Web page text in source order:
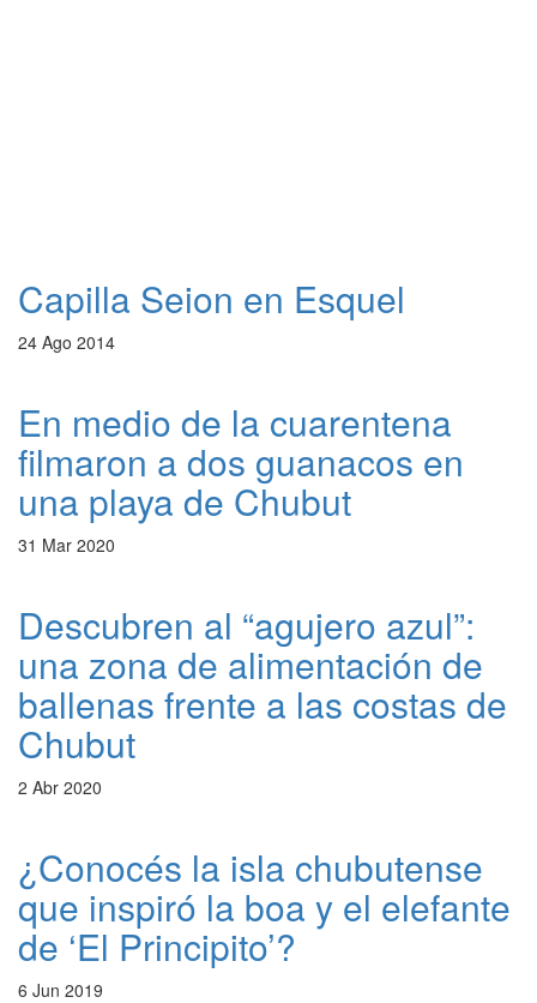
Capilla Seion en Esquel
24 Ago 2014
En medio de la cuarentena
filmaron a dos guanacos en
una playa de Chubut
31 Mar 2020
Descubren al “agujero azul”:
una zona de alimentación de
ballenas frente a las costas de
Chubut
2 Abr 2020
¿Conocés la isla chubutense
que inspiró la boa y el elefante
de ‘El Principito’?
6 Jun 2019